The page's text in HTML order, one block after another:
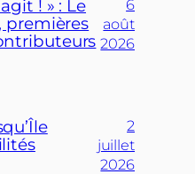
! » : Le
premières
6
août
2026
2
juillet
2026